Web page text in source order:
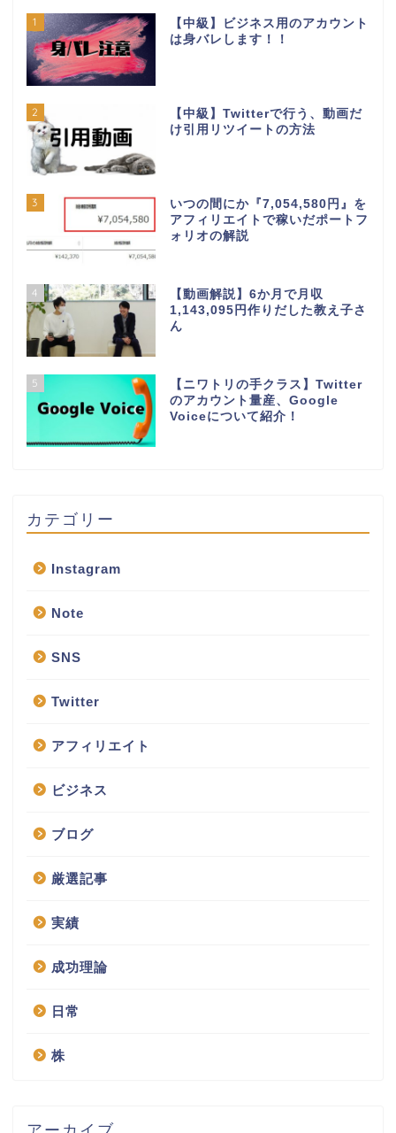
1
【中級】ビジネス用のアカウント
は身バレします！！
2
【中級】Twitterで行う、動画だ
け引用リツイートの方法
3
いつの間にか『7,054,580円』を
アフィリエイトで稼いだポートフ
ォリオの解説
4
【動画解説】6か月で月収
1,143,095円作りだした教え子さ
ん
5
【ニワトリの手クラス】Twitter
のアカウント量産、Google
Voiceについて紹介！
カテゴリー
Instagram
Note
SNS
Twitter
アフィリエイト
ビジネス
ブログ
厳選記事
実績
成功理論
日常
株
アーカイブ